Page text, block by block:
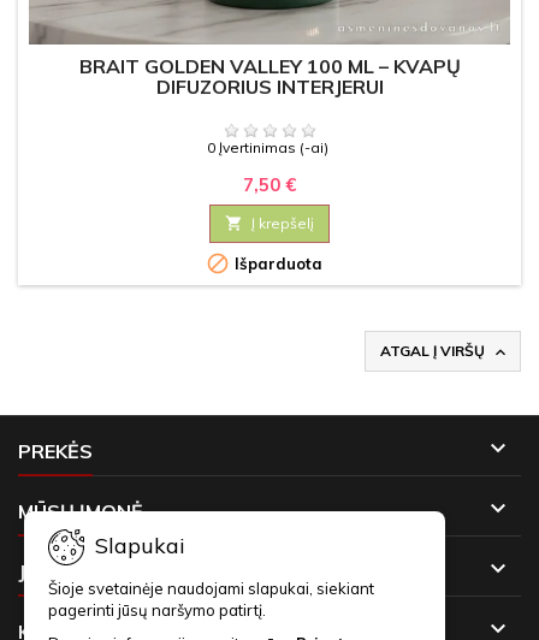
BRAIT GOLDEN VALLEY 100 ML – KVAPŲ
DIFUZORIUS INTERJERUI
0 Įvertinimas (-ai)
7,50 €
 Į krepšelį
 Išparduota
ATGAL Į VIRŠŲ 
PREKĖS 
MŪSŲ ĮMONĖ 
JŪSŲ PASKYRA 
KONTAKTAI 
Slapukai
Šioje svetainėje naudojami slapukai, siekiant
pagerinti jūsų naršymo patirtį.